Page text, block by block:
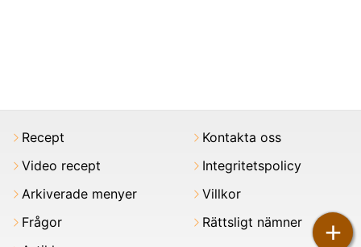
+
Recept
Video recept
Arkiverade menyer
Frågor
Kontakta oss
Integritetspolicy
Villkor
Rättsligt nämner